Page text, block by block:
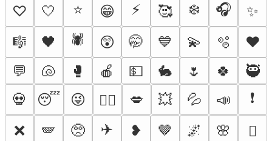
♡ 🤍 ⭐ 😁 ⚡ 🥰 ❄️ 🎧
✨
🎼
🖤 🕷️ 😲 🤭 💙 💫 🫧
♥️
💬
🐚 🥊 🍎 💵 🐇 🌷 🍀
🥷
💀
😴 😜 ❤️‍🔥 💋 💥 💦 📣
❗
❌
🪽 🥺 ✈️ ❥ 🤎 🌌 🌸
🫟